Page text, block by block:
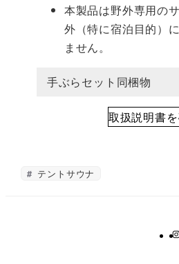
本製品は野外専用の
外（特に宿泊目的）
ません。
手ぶらセット同梱物
取扱説明書
テントサウナ